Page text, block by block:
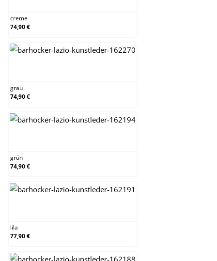
creme
74,90 €
grau
74,90 €
grün
74,90 €
lila
77,90 €